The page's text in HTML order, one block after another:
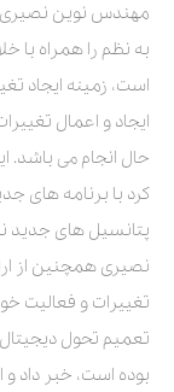
مهندس نوین نصیری
به نظم را همراه با
است، زمینه ایجاد
ایجاد و اعمال
حال انجام می باشد.
کرد با برنامه های
پتانسیل های جدید
نصیری همچنین از
تغییرات و فعالیت
تعمیم تحول دیجیتال
بوده است، خبر داد و